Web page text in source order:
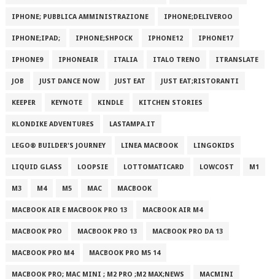
IPHONE; PUBBLICA AMMINISTRAZIONE IPHONE;DELIVEROO
IPHONE;IPAD; IPHONE;SHPOCK IPHONE12 IPHONE17
IPHONE9 IPHONEAIR ITALIA ITALO TRENO ITRANSLATE
JOB JUST DANCE NOW JUST EAT JUST EAT;RISTORANTI
KEEPER KEYNOTE KINDLE KITCHEN STORIES
KLONDIKE ADVENTURES LASTAMPA.IT
LEGO® BUILDER'S JOURNEY LINEA MACBOOK LINGOKIDS
LIQUID GLASS LOOPSIE LOTTOMATICARD LOWCOST M1
M3 M4 M5 MAC MACBOOK
MACBOOK AIR E MACBOOK PRO 13 MACBOOK AIR M4
MACBOOK PRO MACBOOK PRO 13 MACBOOK PRO DA 13
MACBOOK PRO M4 MACBOOK PRO M5 14
MACBOOK PRO; MAC MINI ; M2 PRO ;M2 MAX;NEWS MACMINI